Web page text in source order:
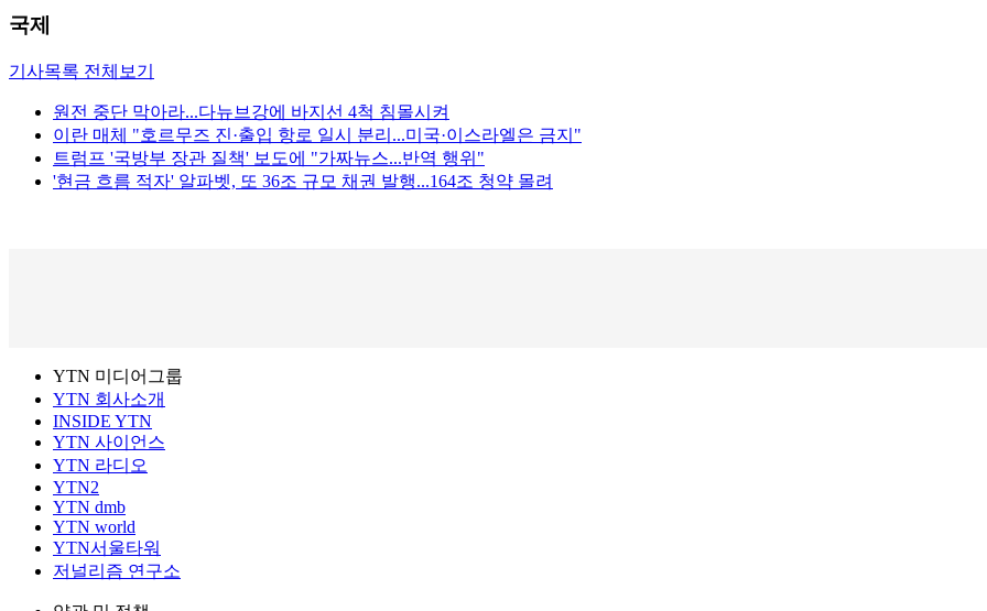
국제
기사목록 전체보기
원전 중단 막아라...다뉴브강에 바지선 4척 침몰시켜
이란 매체 "호르무즈 진·출입 항로 일시 분리...미국·이스라엘은 금지"
트럼프 '국방부 장관 질책' 보도에 "가짜뉴스...반역 행위"
'현금 흐름 적자' 알파벳, 또 36조 규모 채권 발행...164조 청약 몰려
YTN 미디어그룹
YTN 회사소개
INSIDE YTN
YTN 사이언스
YTN 라디오
YTN2
YTN dmb
YTN world
YTN서울타워
저널리즘 연구소